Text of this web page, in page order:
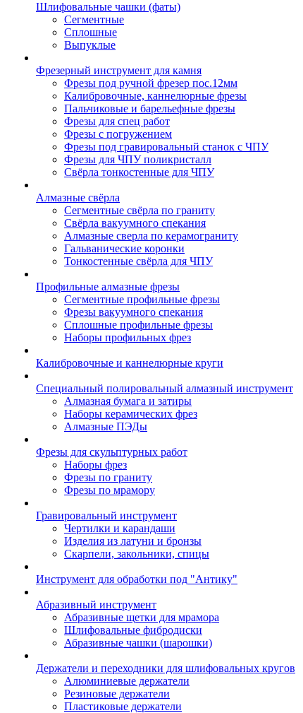
Шлифовальные чашки (фаты)
Сегментные
Сплошные
Выпуклые
Фрезерный инструмент для камня
Фрезы под ручной фрезер пос.12мм
Калибровочные, каннелюрные фрезы
Пальчиковые и барельефные фрезы
Фрезы для спец работ
Фрезы с погружением
Фрезы под гравировальный станок с ЧПУ
Фрезы для ЧПУ поликристалл
Свёрла тонкостенные для ЧПУ
Алмазные свёрла
Сегментные свёрла по граниту
Свёрла вакуумного спекания
Алмазные сверла по керамограниту
Гальванические коронки
Тонкостенные свёрла для ЧПУ
Профильные алмазные фрезы
Сегментные профильные фрезы
Фрезы вакуумного спекания
Сплошные профильные фрезы
Наборы профильных фрез
Калибровочные и каннелюрные круги
Специальный полировальный алмазный инструмент
Алмазная бумага и затиры
Наборы керамических фрез
Алмазные ПЭДы
Фрезы для скульптурных работ
Наборы фрез
Фрезы по граниту
Фрезы по мрамору
Гравировальный инструмент
Чертилки и карандаши
Изделия из латуни и бронзы
Скарпели, закольники, спицы
Инструмент для обработки под "Антику"
Абразивный инструмент
Абразивные щетки для мрамора
Шлифовальные фибродиски
Абразивные чашки (шарошки)
Держатели и переходники для шлифовальных кругов
Алюминиевые держатели
Резиновые держатели
Пластиковые держатели